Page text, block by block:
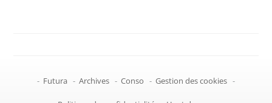
- Futura - Archives - Conso - Gestion des cookies -